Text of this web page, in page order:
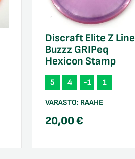
Discraft Elite Z Line
Buzzz GRIPeq
Hexicon Stamp
5 4 -1 1
VARASTO: RAAHE
20,00€